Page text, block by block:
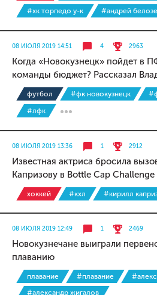
#хк торпедо у-к
#андрей
08 ИЮЛЯ 2019 14:51 4 2963
Когда «Новокузнецк» пойдет в
команды бюджет? Рассказал
футбол #фк новокузнецк
#лфк
08 ИЮЛЯ 2019 13:36 1 2912
Известная актриса бросила
Капризову в Bottle Cap Challenge
хоккей #кхл #кирилл
08 ИЮЛЯ 2019 12:49 1 2469
Новокузнечане выиграли
плаванию
плавание #плавание
#александр жигалов